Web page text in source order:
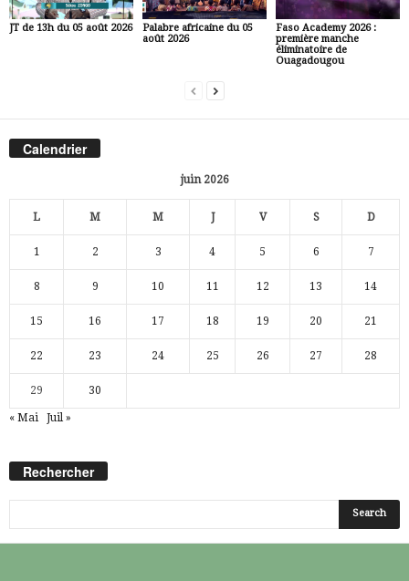
JT de 13h du 05 août 2026
Palabre africaine du 05
août 2026
Faso Academy 2026 :
première manche
éliminatoire de
Ouagadougou
Calendrier
juin 2026
L M M J V S D
1 2 3 4 5 6 7
8 9 10 11 12 13 14
15 16 17 18 19 20 21
22 23 24 25 26 27 28
29 30
« Mai Juil »
Rechercher